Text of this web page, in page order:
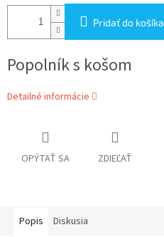
Pridať do košíka
Popolník s košom
Detailné informácie
OPÝTAŤ SA ZDIEĽAŤ
Popis Diskusia